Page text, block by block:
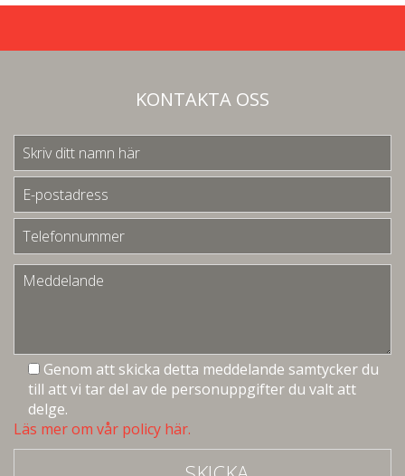
KONTAKTA OSS
Genom att skicka detta meddelande samtycker du
till att vi tar del av de personuppgifter du valt att
delge.
Läs mer om vår policy här.